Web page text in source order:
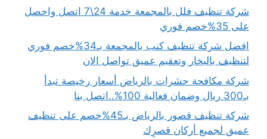
شركة تنظيف فلل بالمجمعة خدمة 24\7 اتصل واحصل
على 35%خصم فوري
افضل شركة تنظيف كنب بالمجمعة بـ34%خصم فوري
لتنظيف بالبخار وتعقيم عميق تواصل الان
شركة مكافحة حشرات بالرياض أسعار رخيصة تبدأ
بـ300 ريال وضمان فعالية 100%..اتصل بنا
شركة تنظيف قصور بالرياض بـ45%خصم على تنظيف
عميق لجميع أركان قصرِك